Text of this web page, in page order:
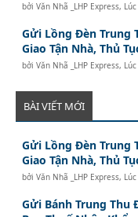
bởiVăn Nhã _LHP Express,
Gửi Lồng Đèn Trung
Giao Tận Nhà, Thủ
bởiVăn Nhã _LHP Express,
BÀI VIẾT MỚI
Gửi Lồng Đèn Trung
Giao Tận Nhà, Thủ
bởiVăn Nhã _LHP Express,
Gửi Bánh Trung Thu